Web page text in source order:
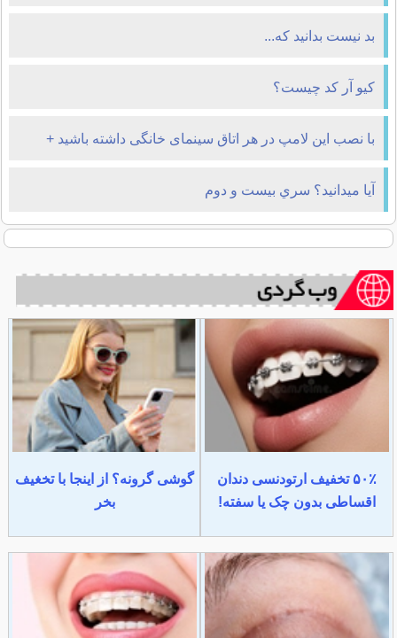
بد نیست بدانید که...
کیو آر کد چيست؟
با نصب این لامپ در هر اتاق سینمای خانگی داشته باشید +
تصاویر
آیا میدانید؟ سري بيست و دوم
۵۰٪ تخفیف ارتودنسی دندان
اقساطی بدون چک یا سفته!
گوشی گرونه؟ از اینجا با تخغیف
بخر